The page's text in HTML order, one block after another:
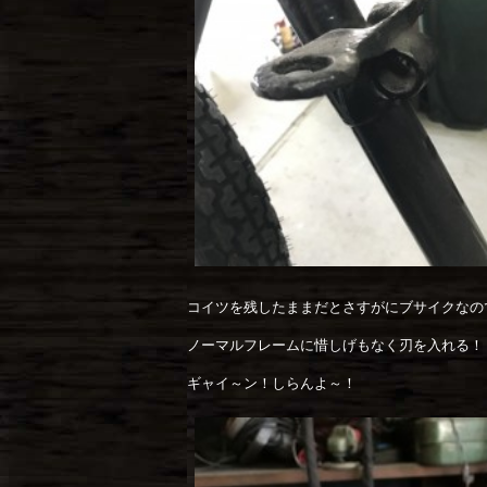
コイツを残したままだとさすがにブサイクな
ノーマルフレームに惜しげもなく刃を入れる！
ギャイ～ン！しらんよ～！